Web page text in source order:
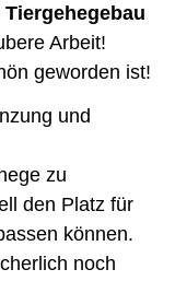
Arbeit!
geworden ist!
und
zu
den Platz für
können.
noch